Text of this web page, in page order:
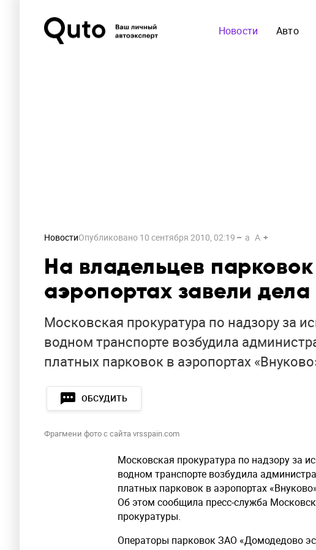
Новости Авто
НовостиОпубликовано 10 сентября 2010, 02:19 a A
На владельцев
аэропортах завели дела
Московская прокуратура по надзору за
водном транспорте возбудила
платных парковок в аэропортах
ОБСУДИТЬ
Фрагмени фото с сайта vrsspain.com
Московская прокуратура по надзору за
водном транспорте возбудила
платных парковок в аэропортах
Об этом сообщила пресс-служба
прокуратуры.
Операторы парковок ЗАО «Домодедово